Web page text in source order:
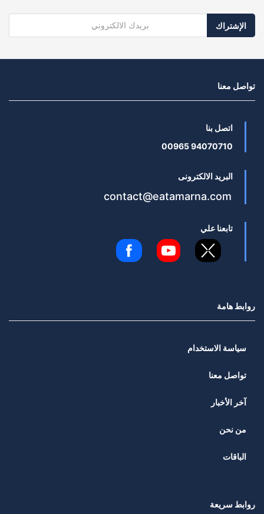
الإشتراك
تواصل معنا
اتصل بنا
94070710 00965
البريد الالكترونى
contact@eatamarna.com
تابعنا علي
روابط هامة
سياسة الاستخدام
تواصل معنا
آخر الأخبار
من نحن
الباقات
روابط سريعة